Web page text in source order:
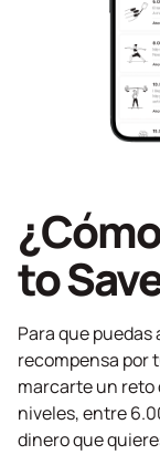
to
Para que
recompensa por
marcarte un reto
niveles, entre
dinero que